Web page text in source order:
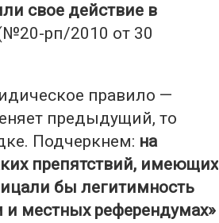
свое действие в
рп/2010 от 30
правило —
предыдущий, то
Подчеркнем: на
препятствий, имеющих
бы легитимность
и местных референдумах»